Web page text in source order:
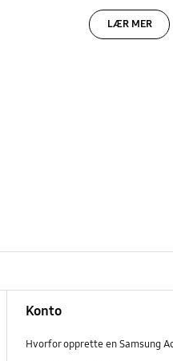
LÆR MER
Konto
Hvorfor opprette en Samsung